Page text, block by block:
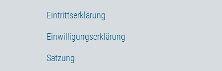
Eintrittserklärung
Einwilligungserklärung
Satzung